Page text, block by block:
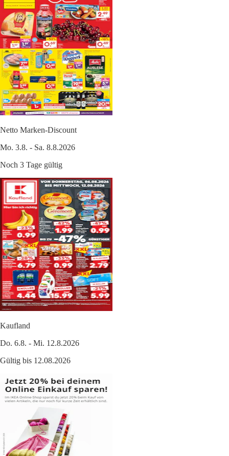
Netto Marken-Discount
Mo. 3.8. - Sa. 8.8.2026
Noch 3 Tage gültig
Kaufland
Do. 6.8. - Mi. 12.8.2026
Gültig bis 12.08.2026